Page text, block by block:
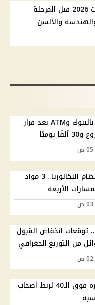
مؤشرات تنسيق الكليات 2026 قبل المرحلة
والألسن
حدود السحب والإيداع بالبنوك وATM بعد قرار
الصف الثالث الثانوي بنظام البكالوريا.. 3 مواد
الأربعة
تنسيق الجامعات 2026.. توقعات انخفاض القبول
وزارة العمل تعلن مبادرة فوق الـ40 لربط أصحاب